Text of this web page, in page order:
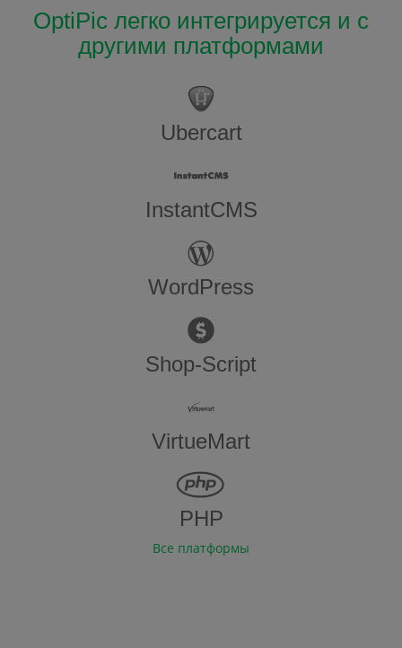
OptiPic легко интегрируется и с
другими платформами
Ubercart
InstantCMS
WordPress
Shop-Script
VirtueMart
PHP
Все платформы